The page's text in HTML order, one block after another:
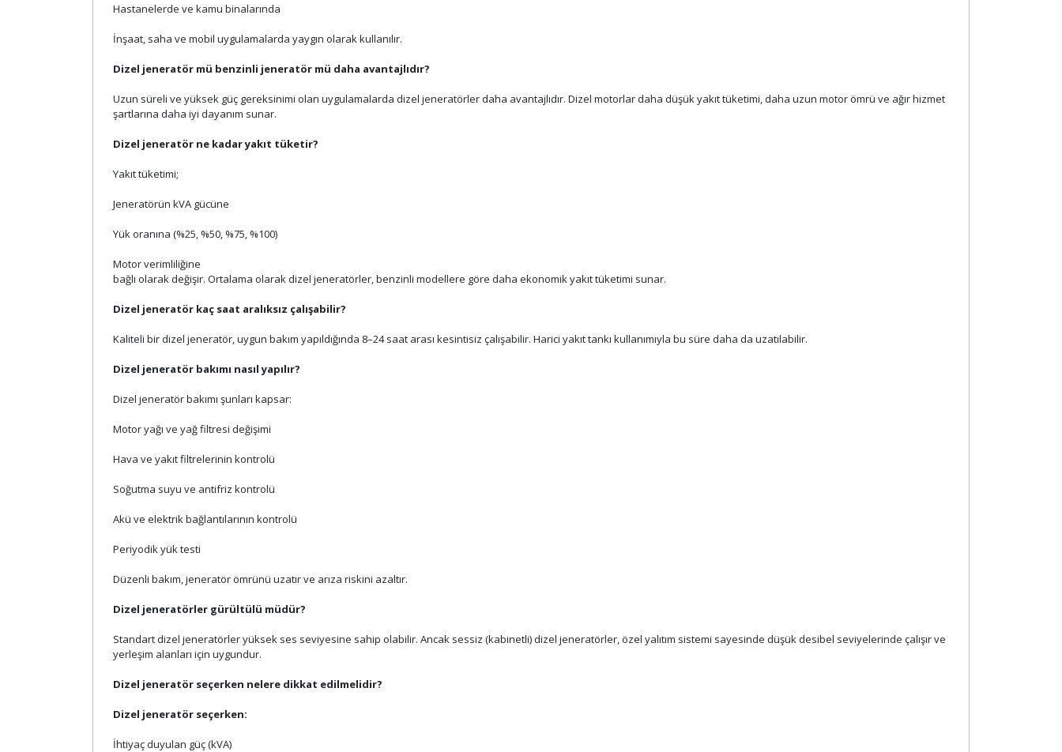
Hastanelerde ve kamu binalarında
İnşaat, saha ve mobil uygulamalarda yaygın olarak kullanılır.
Dizel jeneratör mü benzinli jeneratör mü daha avantajlıdır?
Uzun süreli ve yüksek güç gereksinimi olan uygulamalarda dizel jeneratörler daha avantajlıdır. Dizel motorlar daha düşük yakıt tüketimi, daha uzun motor ömrü ve ağır hizmet
şartlarına daha iyi dayanım sunar.
Dizel jeneratör ne kadar yakıt tüketir?
Yakıt tüketimi;
Jeneratörün kVA gücüne
Yük oranına (%25, %50, %75, %100)
Motor verimliliğine
bağlı olarak değişir. Ortalama olarak dizel jeneratörler, benzinli modellere göre daha ekonomik yakıt tüketimi sunar.
Dizel jeneratör kaç saat aralıksız çalışabilir?
Kaliteli bir dizel jeneratör, uygun bakım yapıldığında 8–24 saat arası kesintisiz çalışabilir. Harici yakıt tankı kullanımıyla bu süre daha da uzatılabilir.
Dizel jeneratör bakımı nasıl yapılır?
Dizel jeneratör bakımı şunları kapsar:
Motor yağı ve yağ filtresi değişimi
Hava ve yakıt filtrelerinin kontrolü
Soğutma suyu ve antifriz kontrolü
Akü ve elektrik bağlantılarının kontrolü
Periyodik yük testi
Düzenli bakım, jeneratör ömrünü uzatır ve arıza riskini azaltır.
Dizel jeneratörler gürültülü müdür?
Standart dizel jeneratörler yüksek ses seviyesine sahip olabilir. Ancak sessiz (kabinetli) dizel jeneratörler, özel yalıtım sistemi sayesinde düşük desibel seviyelerinde çalışır ve
yerleşim alanları için uygundur.
Dizel jeneratör seçerken nelere dikkat edilmelidir?
Dizel jeneratör seçerken:
İhtiyaç duyulan güç (kVA)